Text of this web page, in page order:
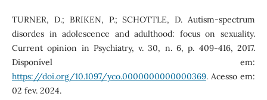
TURNER, D.; BRIKEN, P.; SCHOTTLE, D. Autism-spectrum
disordes in adolescence and adulthood: focus on sexuality.
Current opinion in Psychiatry, v. 30, n. 6, p. 409-416, 2017.
Disponível em:
https://doi.org/10.1097/yco.0000000000000369. Acesso em:
02 fev. 2024.